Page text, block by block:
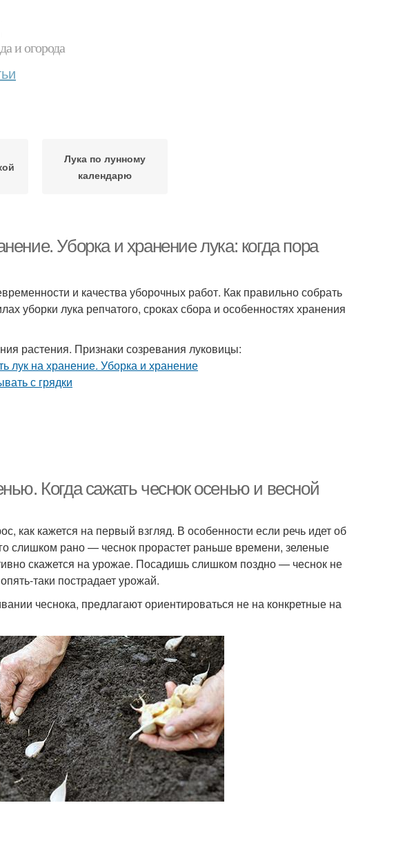
и огорода
Лука по лунному
календарю
Уборка и хранение лука: когда пора
и качества уборочных работ. Как правильно собрать
уборки лука репчатого, сроках сбора и особенностях хранения
растения. Признаки созревания луковицы:
Когда сажать чеснок осенью и весной
как кажется на первый взгляд. В особенности если речь идет об
слишком рано — чеснок прорастет раньше времени, зеленые
скажется на урожае. Посадишь слишком поздно — чеснок не
таки пострадает урожай.
чеснока, предлагают ориентироваться не на конкретные на